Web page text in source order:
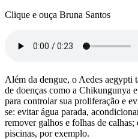
Clique e ouça Bruna Santos
Além da dengue, o Aedes aegypti
de doenças como a Chikungunya
para controlar sua proliferação e
se: evitar água parada,
remover galhos e folhas de calhas;
piscinas, por exemplo.